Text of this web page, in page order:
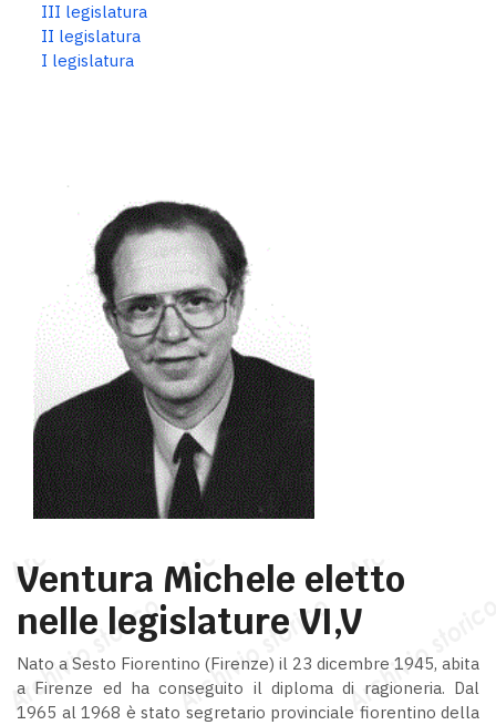
III legislatura
II legislatura
I legislatura
Ventura Michele eletto
nelle legislature VI,V
Nato a Sesto Fiorentino (Firenze) il 23 dicembre 1945, abita
a Firenze ed ha conseguito il diploma di ragioneria. Dal
1965 al 1968 è stato segretario provinciale fiorentino della